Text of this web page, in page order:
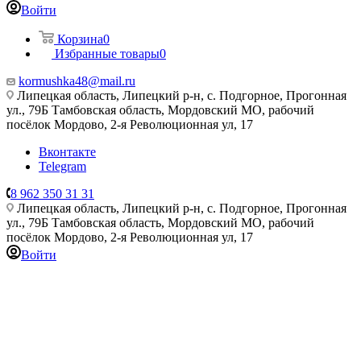
Войти
Корзина0
Избранные товары0
kormushka48@mail.ru
Липецкая область, Липецкий р-н, с. Подгорное, Прогонная
ул., 79Б Тамбовская область, Мордовский МО, рабочий
посёлок Мордово, 2-я Революционная ул, 17
Вконтакте
Telegram
8 962 350 31 31
Липецкая область, Липецкий р-н, с. Подгорное, Прогонная
ул., 79Б Тамбовская область, Мордовский МО, рабочий
посёлок Мордово, 2-я Революционная ул, 17
Войти